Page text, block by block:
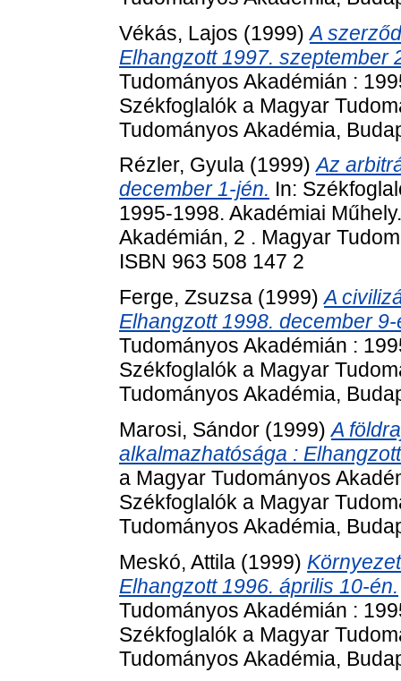
Vékás, Lajos (1999)A
Elhangzott 1997. szeptember
Tudományos Akadémián :
Székfoglalók a Magyar
Tudományos Akadémia,
Rézler, Gyula (1999)Az
december 1-jén. In:
1995-1998. Akadémiai
Akadémián, 2 . Magyar
ISBN 963 508 147 2
Ferge, Zsuzsa (1999)A
Elhangzott 1998. december 9-
Tudományos Akadémián :
Székfoglalók a Magyar
Tudományos Akadémia,
Marosi, Sándor (1999)A
alkalmazhatósága :
a Magyar Tudományos
Székfoglalók a Magyar
Tudományos Akadémia,
Meskó, Attila (1999)
Elhangzott 1996. április 10-én.
Tudományos Akadémián :
Székfoglalók a Magyar
Tudományos Akadémia,